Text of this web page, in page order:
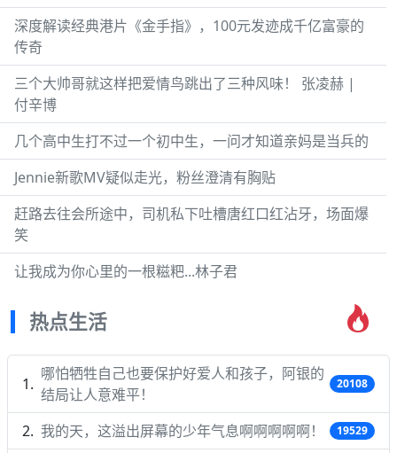
深度解读经典港片《金手指》，100元发迹成千亿富豪的
传奇
三个大帅哥就这样把爱情鸟跳出了三种风味！ 张凌赫 |
付辛博
几个高中生打不过一个初中生，一问才知道亲妈是当兵的
Jennie新歌MV疑似走光，粉丝澄清有胸贴
赶路去往会所途中，司机私下吐槽唐红口红沾牙，场面爆
笑
让我成为你心里的一根糍粑...林子君
热点生活
哪怕牺牲自己也要保护好爱人和孩子，阿银的
结局让人意难平！
20108
我的天，这溢出屏幕的少年气息啊啊啊啊啊！ 19529